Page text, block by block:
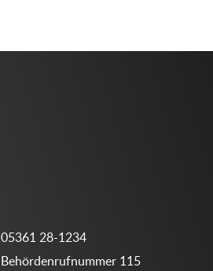
05361 28-1234
Behördenrufnummer 115